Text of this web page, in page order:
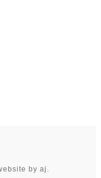
by aj.